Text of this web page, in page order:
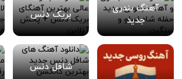
آهنگ بندری
جدید
بریک دنس
شافل دنس